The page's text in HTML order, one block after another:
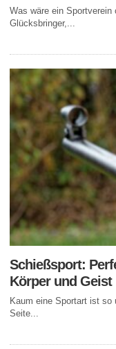
Was wäre ein
Glücksbringer,...
Schießsport:
Körper und Geist
Kaum eine Sportart ist
Seite...